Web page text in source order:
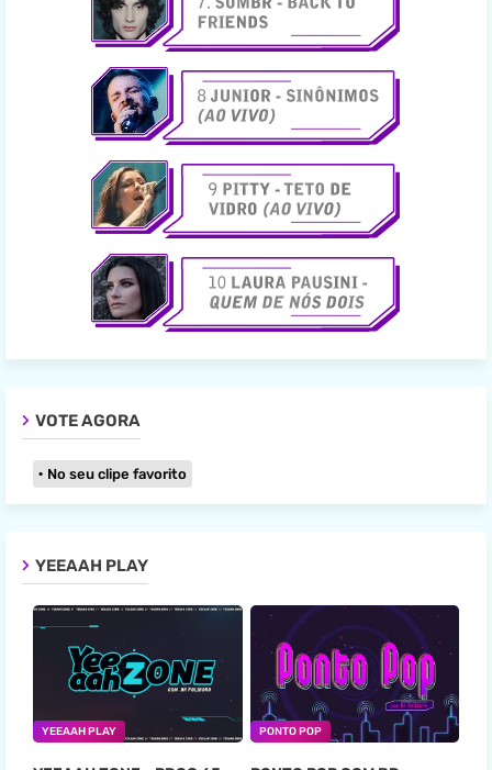
VOTE AGORA
No seu clipe favorito
YEEAAH PLAY
YEEAAH PLAY PONTO POP